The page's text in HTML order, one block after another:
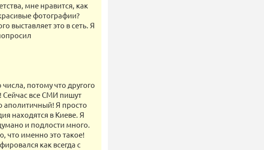
мне нравится, как
фотографии?
выставляет это в сеть. Я
потому что другого
Сейчас все СМИ пишут
аполитичный! Я просто
находятся в Киеве. Я
и подлости много.
что именно это такое!
как всегда с